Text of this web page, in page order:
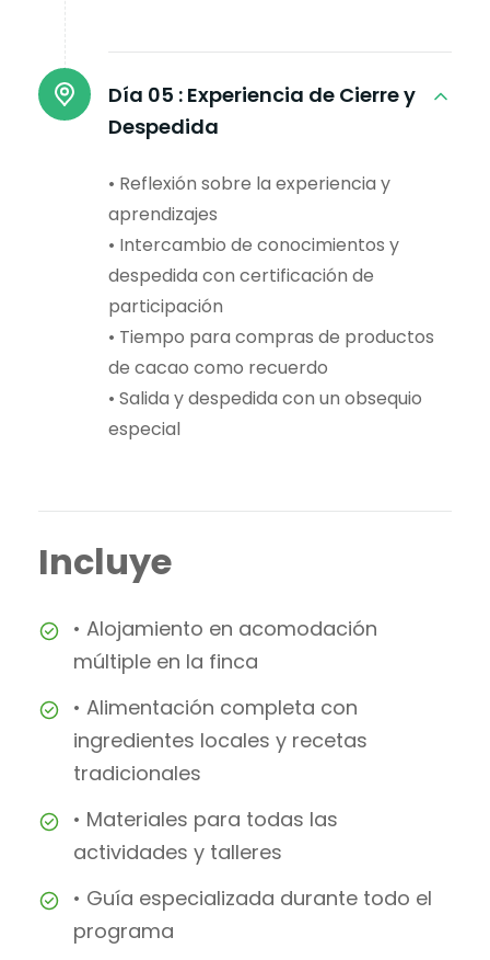
Día 05 : Experiencia de Cierre y
Despedida
• Reflexión sobre la experiencia y
aprendizajes
• Intercambio de conocimientos y
despedida con certificación de
participación
• Tiempo para compras de productos
de cacao como recuerdo
• Salida y despedida con un obsequio
especial
Incluye
• Alojamiento en acomodación
múltiple en la finca
• Alimentación completa con
ingredientes locales y recetas
tradicionales
• Materiales para todas las
actividades y talleres
• Guía especializada durante todo el
programa